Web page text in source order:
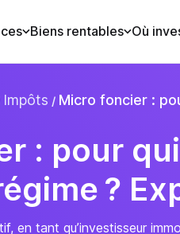
Biens rentables Où
Impôts Micro foncier :
: pour
?
en tant qu’investisseur